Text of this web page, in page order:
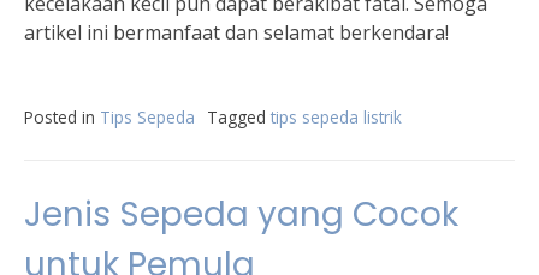
artikel ini bermanfaat dan selamat berkendara!
Posted in Tips Sepeda Tagged tips sepeda listrik
Jenis Sepeda yang Cocok
untuk Pemula